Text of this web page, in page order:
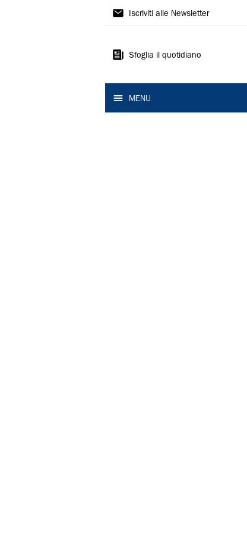
Gazzetta
Reggio
Iscriviti alle Newsletter
Sfoglia il quotidiano
MENU